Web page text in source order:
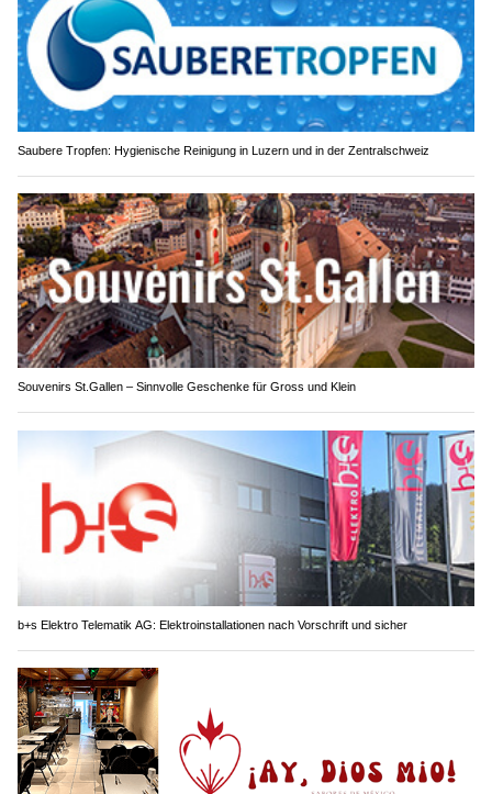
Saubere Tropfen: Hygienische Reinigung in Luzern und in der Zentralschweiz
Souvenirs St.Gallen – Sinnvolle Geschenke für Gross und Klein
b+s Elektro Telematik AG: Elektroinstallationen nach Vorschrift und sicher